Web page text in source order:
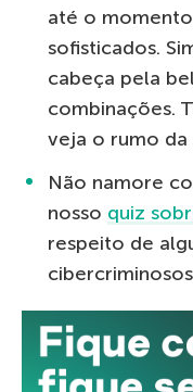
até o
sofisticados.
cabeça pela
combinações.
veja o rumo
Não namore
nosso quiz
respeito de